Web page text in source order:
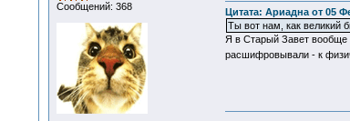
Сообщений: 368
Цитата: Ариадна от 05
Ты вот нам, как великий
Я в Старый Завет вообще
расшифровывали - к